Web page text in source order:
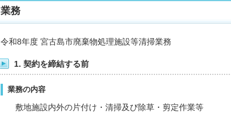
業務
令和8年度 宮古島市廃棄物処理施設等清掃業務
1. 契約を締結する前
業務の内容
敷地施設内外の片付け・清掃及び除草・剪定作業等